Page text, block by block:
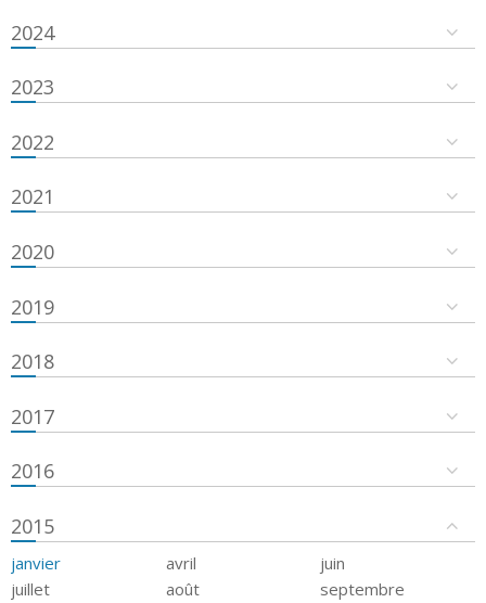
2024
2023
2022
2021
2020
2019
2018
2017
2016
2015
janvier avril
juin
juillet
août
septembre